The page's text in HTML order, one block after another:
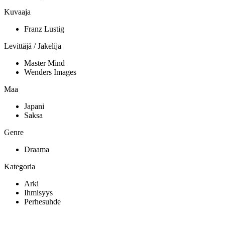
Kuvaaja
Franz Lustig
Levittäjä / Jakelija
Master Mind
Wenders Images
Maa
Japani
Saksa
Genre
Draama
Kategoria
Arki
Ihmisyys
Perhesuhde